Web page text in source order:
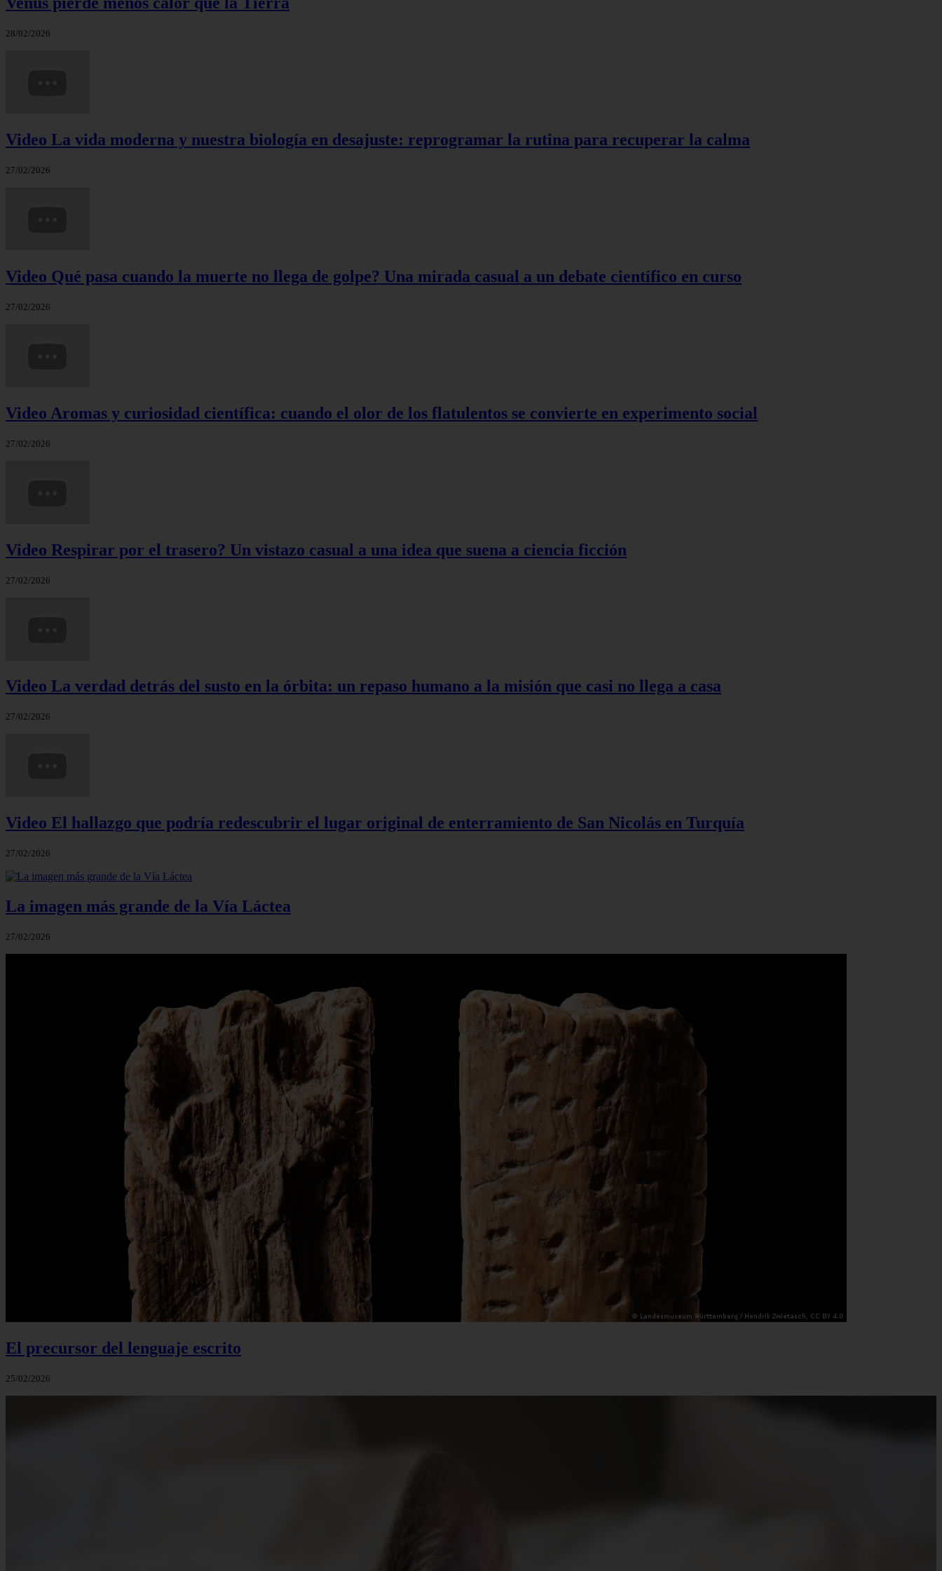
28/02/2026
Video La vida moderna y nuestra biología en desajuste: reprogramar la rutina para recuperar la calma
27/02/2026
Video Qué pasa cuando la muerte no llega de golpe? Una mirada casual a un debate científico en curso
27/02/2026
Video Aromas y curiosidad científica: cuando el olor de los flatulentos se convierte en experimento social
27/02/2026
Video Respirar por el trasero? Un vistazo casual a una idea que suena a ciencia ficción
27/02/2026
Video La verdad detrás del susto en la órbita: un repaso humano a la misión que casi no llega a casa
27/02/2026
Video El hallazgo que podría redescubrir el lugar original de enterramiento de San Nicolás en Turquía
27/02/2026
La imagen más grande de la Vía Láctea
27/02/2026
El precursor del lenguaje escrito
25/02/2026